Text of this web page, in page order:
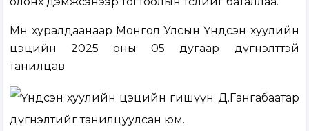
Мөн хуралдаанаар Монгол Улсын Үндсэн хуулийн
цэцийн 2025 оны 05 дугаар дүгнэлттэй
танилцав.
Үндсэн хуулийн цэцийн гишүүн Д.Гангабаатар
дүгнэлтийг танилцуулсан юм.